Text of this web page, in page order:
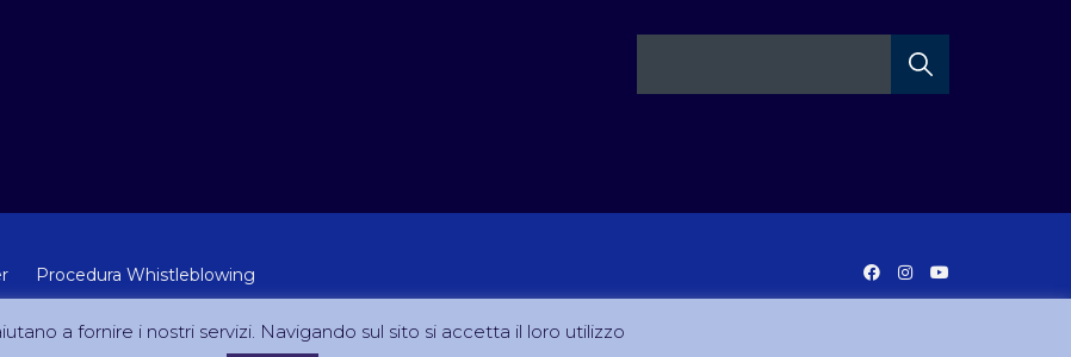
Procedura Whistleblowing
a fornire i nostri servizi. Navigando sul sito si accetta il loro utilizzo